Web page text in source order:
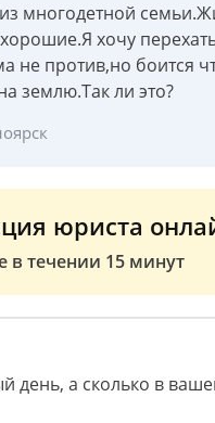
из многодетной
хочу
не против,но боится
землю.Так ли это?
юриста
в течении 15 минут
день, а сколько в